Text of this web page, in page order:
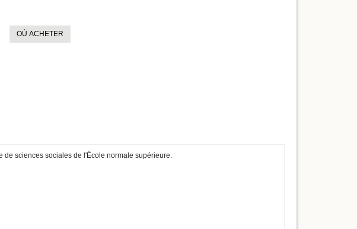
OÙ ACHETER
de sciences sociales de l'École normale supérieure.